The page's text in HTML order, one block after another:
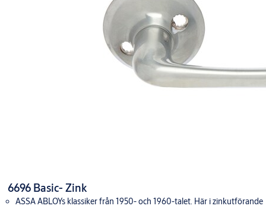
6696 Basic- Zink
ASSA ABLOYs klassiker från 1950- och 1960-talet. Här i zinkutförande